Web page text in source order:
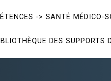
-> SANTÉ
DES SUPPORTS